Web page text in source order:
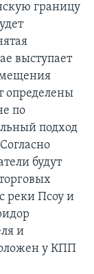
границу
выступает
определены
по
подход
будут
реки Псоу и
и
у КПП